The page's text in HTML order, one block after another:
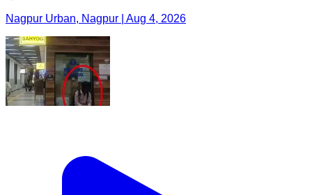
Nagpur Urban, Nagpur | Aug 4, 2026